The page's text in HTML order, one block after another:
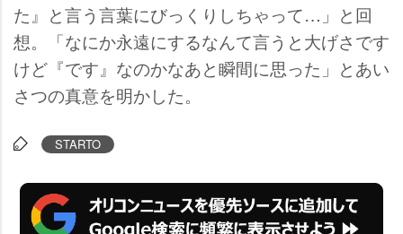
た』と言う言葉にびっくりしちゃって…」と回
想。「なにか永遠にするなんて言うと大げさです
けど『です』なのかなあと瞬間に思った」とあい
さつの真意を明かした。
STARTO